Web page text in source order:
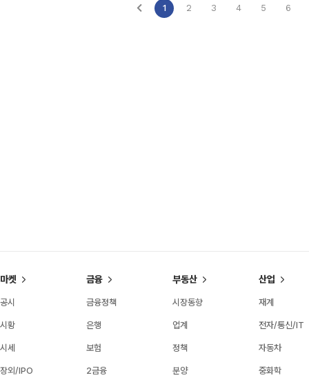
1 2 3 4 5 6
마켓
공시
시황
시세
장외/IPO
금융
금융정책
은행
보험
2금융
부동산
시장동향
업계
정책
분양
산업
재계
전자/통신/IT
자동차
중화학